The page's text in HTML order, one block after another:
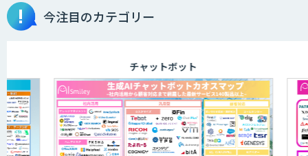
今注目のカテゴリー
チャットボット